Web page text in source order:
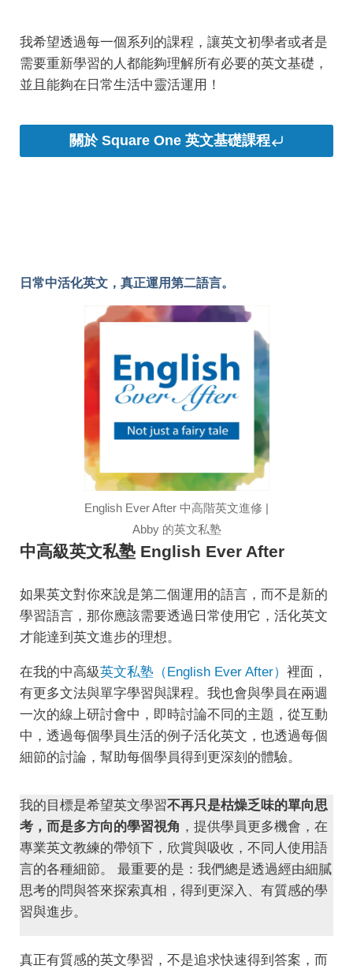
我希望透過每一個系列的課程，讓英文初學者或者是
需要重新學習的人都能夠理解所有必要的英文基礎，
並且能夠在日常生活中靈活運用！
關於 Square One 英文基礎課程
日常中活化英文，真正運用第二語言。
English Ever After 中高階英文進修 |
Abby 的英文私塾
中高級英文私塾 English Ever After
如果英文對你來說是第二個運用的語言，而不是新的
學習語言，那你應該需要透過日常使用它，活化英文
才能達到英文進步的理想。
在我的中高級英文私塾（English Ever After） 裡面，
有更多文法與單字學習與課程。我也會與學員在兩週
一次的線上研討會中，即時討論不同的主題，從互動
中，透過每個學員生活的例子活化英文，也透過每個
細節的討論，幫助每個學員得到更深刻的體驗。
我的目標是希望英文學習不再只是枯燥乏味的單向思
考，而是多方向的學習視角 ，提供學員更多機會，在
專業英文教練的帶領下，欣賞與吸收，不同人使用語
言的各種細節。 最重要的是：我們總是透過經由細膩
思考的問與答來探索真相，得到更深入、有質感的學
習與進步。
真正有質感的英文學習，不是追求快速得到答案，而